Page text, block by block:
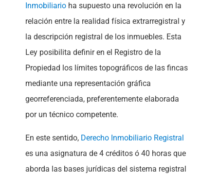
Inmobiliarioha supuesto una revolución en la
relación entre la realidad física extrarregistral y
la descripción registral de los inmuebles. Esta
Ley posibilita definir en el Registro de la
Propiedad los límites topográficos de las fincas
mediante una representación gráfica
georreferenciada, preferentemente elaborada
por un técnico competente.
En este sentido, Derecho Inmobiliario Registral
es una asignatura de 4 créditos ó 40 horas que
aborda las bases jurídicas del sistema registral